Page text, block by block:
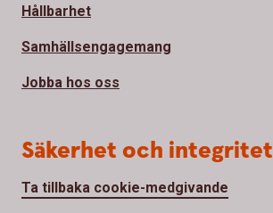
Hållbarhet
Samhällsengagemang
Jobba hos oss
Säkerhet och integritet
Ta tillbaka cookie-medgivande